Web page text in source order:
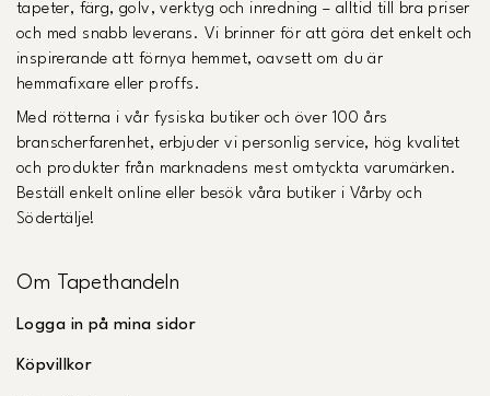
tapeter, färg, golv, verktyg och inredning – alltid till bra priser
och med snabb leverans. Vi brinner för att göra det enkelt och
inspirerande att förnya hemmet, oavsett om du är
hemmafixare eller proffs.
Med rötterna i vår fysiska butiker och över 100 års
branscherfarenhet, erbjuder vi personlig service, hög kvalitet
och produkter från marknadens mest omtyckta varumärken.
Beställ enkelt online eller besök våra butiker i Vårby och
Södertälje!
Om Tapethandeln
Logga in på mina sidor
Köpvillkor